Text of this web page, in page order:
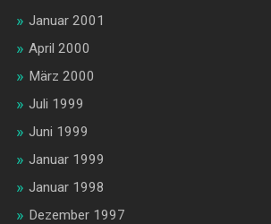
Januar 2001
April 2000
März 2000
Juli 1999
Juni 1999
Januar 1999
Januar 1998
Dezember 1997